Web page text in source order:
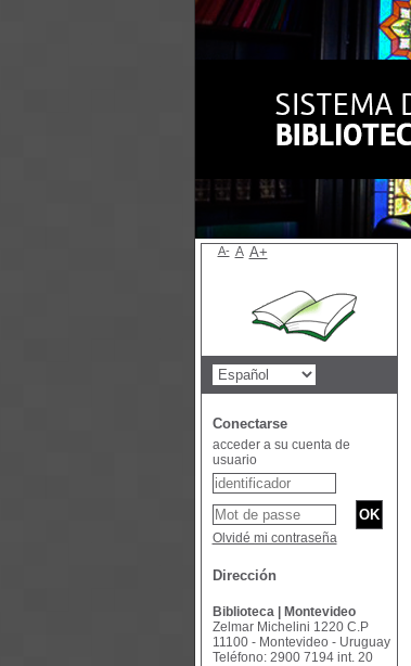
A- A A+
Conectarse
acceder a su cuenta de
usuario
Olvidé mi contraseña
Dirección
Biblioteca | Montevideo
Zelmar Michelini 1220 C.P
11100 - Montevideo - Uruguay
Teléfono: 2900 7194 int. 20